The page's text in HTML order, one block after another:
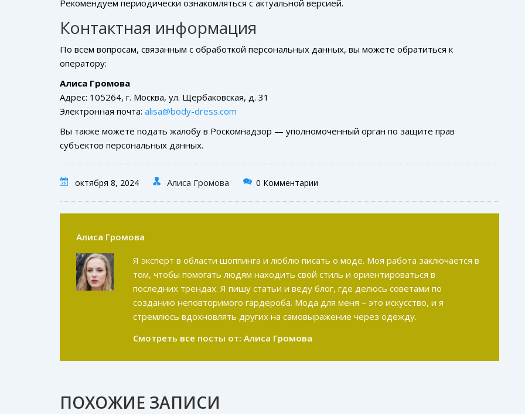
Рекомендуем периодически ознакомляться с актуальной версией.
Контактная информация
По всем вопросам, связанным с обработкой персональных данных, вы можете обратиться к
оператору:
Алиса Громова
Адрес: 105264, г. Москва, ул. Щербаковская, д. 31
Электронная почта: alisa@body-dress.com
Вы также можете подать жалобу в Роскомнадзор — уполномоченный орган по защите прав
субъектов персональных данных.
октября 8, 2024 Алиса Громова 0 Комментарии
Алиса Громова
Я эксперт в области шоппинга и люблю писать о моде. Моя работа заключается в
том, чтобы помогать людям находить свой стиль и ориентироваться в
последних трендах. Я пишу статьи и веду блог, где делюсь советами по
созданию неповторимого гардероба. Мода для меня – это искусство, и я
стремлюсь вдохновлять других на самовыражение через одежду.
Смотреть все посты от:Алиса Громова
ПОХОЖИЕ ЗАПИСИ